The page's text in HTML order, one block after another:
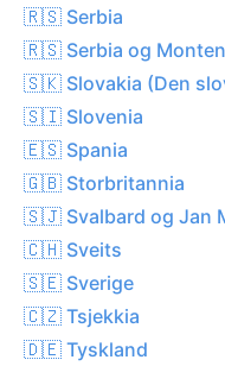
🇷🇸 Serbia
🇷🇸 Serbia og
🇸🇰 Slovakia (Den
🇸🇮 Slovenia
🇪🇸 Spania
🇬🇧 Storbritannia
🇸🇯 Svalbard og Jan
🇨🇭 Sveits
🇸🇪 Sverige
🇨🇿 Tsjekkia
🇩🇪 Tyskland